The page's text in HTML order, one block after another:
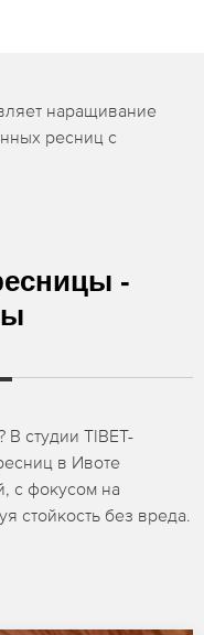
наращивание
ресниц с
-
В студии TIBET-
в Ивоте
с фокусом на
стойкость без вреда.